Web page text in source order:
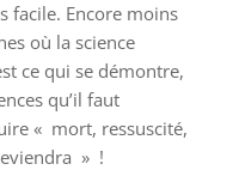
facile. Encore moins
où la science
ce qui se démontre,
qu’il faut
« mort, ressuscité,
» !